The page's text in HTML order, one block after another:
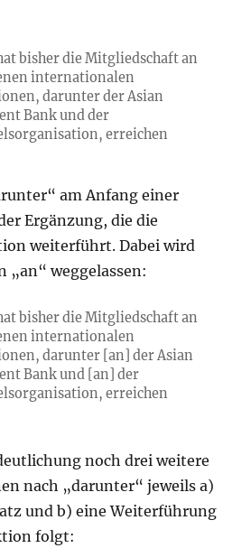
bisher die Mitgliedschaft an
internationalen
darunterderAsian
Bank undder
erreichen
am Anfang einer
Ergänzung, die die
weiterführt. Dabei wird
„an“ weggelassen:
bisher die Mitgliedschaft an
internationalen
darunter [an] der Asian
Bank und [an] der
erreichen
noch drei weitere
nach „darunter“ jeweils a)
und b) eine Weiterführung
folgt: